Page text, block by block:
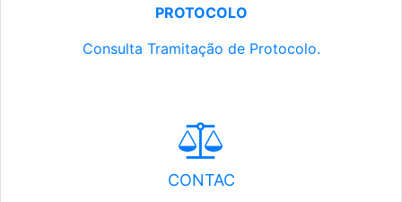
PROTOCOLO
Consulta Tramitação de Protocolo.
CONTAC